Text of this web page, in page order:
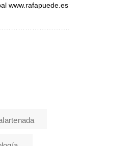
www.rafapuede.es